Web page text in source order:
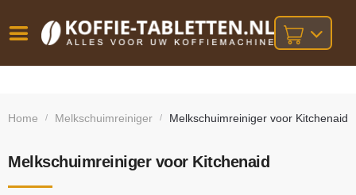
besteld,
bij orders
Home / Melkschuimreiniger / Melkschuimreiniger voor Kitchenaid
Melkschuimreiniger voor Kitchenaid